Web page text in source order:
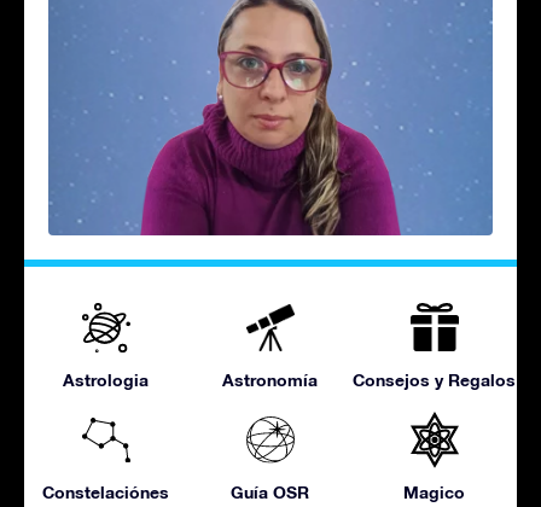
Astrologia Astronomía Consejos y Regalos
Constelaciónes Guía OSR Magico